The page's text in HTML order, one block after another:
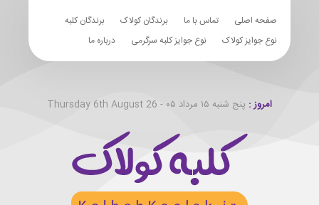
صفحه اصلی تماس با ما برندگان کولاک
برندگان کلبه
نوع جوایز کولاک
نوع جوایز کلبه سرگرمی درباره ما
امروز : پنج شنبه ۱۵ مرداد ۰۵ - Thursday 6th August 26